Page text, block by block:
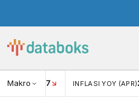
Makro
USD/IDR 17 INFLASI YOY (APR)